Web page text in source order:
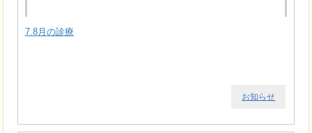
7.8月の診療
お知らせ